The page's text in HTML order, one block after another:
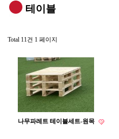
테이블
Total 11건 1 페이지
나무파레트 테이블세트-원목